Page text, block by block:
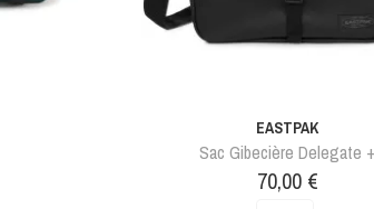
EASTPAK
Sac Gibecière Delegate +
Prix
70,00 €